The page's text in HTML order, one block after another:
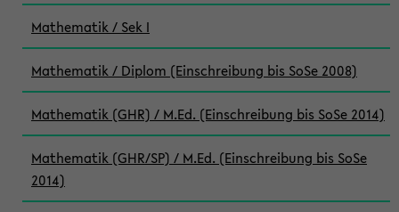
Mathematik / Sek I
Mathematik / Diplom (Einschreibung bis SoSe 2008)
Mathematik (GHR) / M.Ed. (Einschreibung bis SoSe 2014)
Mathematik (GHR/SP) / M.Ed. (Einschreibung bis SoSe
2014)